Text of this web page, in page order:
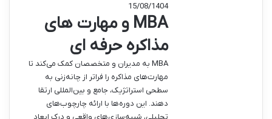
15/08/1404
MBA و مهارت های
مذاکره حرفه ای
MBA به مدیران و متخصصان کمک می‌کند تا
مهارت‌های مذاکره را فراتر از چانه‌زنی به
سطحی استراتژیک، جامع و بین‌المللی ارتقا
دهند. این دوره‌ها با ارائه چارچوب‌های
تحلیلی، شبیه‌سازی‌های واقعی و درک ابعاد